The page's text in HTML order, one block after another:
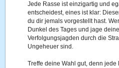
Jede Rasse ist einzigartig und
entscheidest, eines ist klar:
du dir jemals vorgestellt hast.
Dunkel des Tages und jage
Verfolgungsjagden durch die
Ungeheuer sind.
Treffe deine Wahl gut, denn